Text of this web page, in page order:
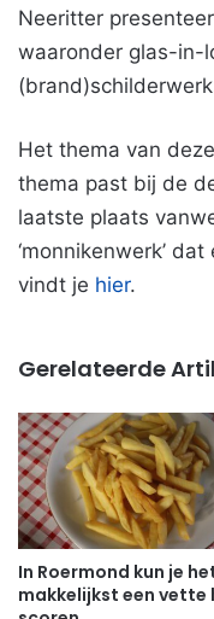
Neeritter
waaronder glas-in-
Het thema van
thema past bij de
laatste plaats
‘monnikenwerk’
vindt je hier.
Gerelateerde
In Roermond kun je
makkelijkst een vette